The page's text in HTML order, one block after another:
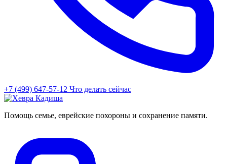
+7 (499) 647-57-12 Что делать сейчас
Помощь семье, еврейские похороны и сохранение памяти.